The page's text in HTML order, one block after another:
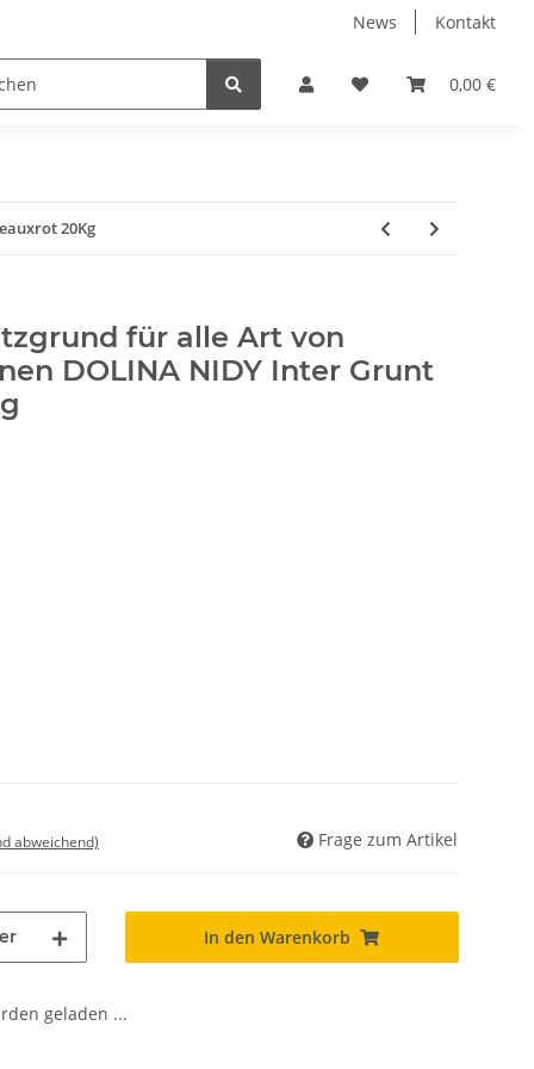
News Kontakt
0,00 €
Fliesen Zubehör Receiver
20Kg
für alle Art von
DOLINA NIDY Inter Grunt
abweichend) Frage zum Artikel
In den Warenkorb
geladen ...